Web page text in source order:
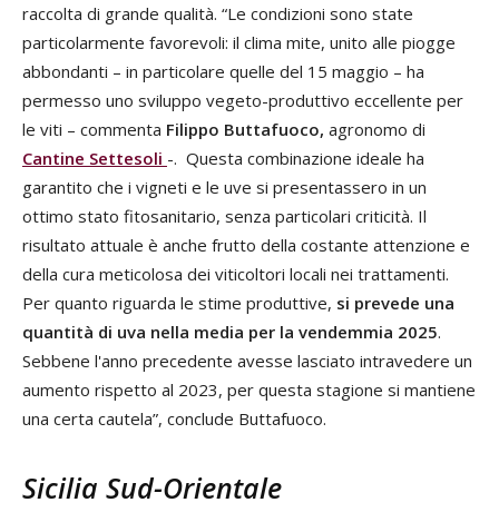
raccolta di grande qualità. “Le condizioni sono state
particolarmente favorevoli: il clima mite, unito alle piogge
abbondanti – in particolare quelle del 15 maggio – ha
permesso uno sviluppo vegeto-produttivo eccellente per
le viti – commenta Filippo Buttafuoco, agronomo di
Cantine Settesoli -. Questa combinazione ideale ha
garantito che i vigneti e le uve si presentassero in un
ottimo stato fitosanitario, senza particolari criticità. Il
risultato attuale è anche frutto della costante attenzione e
della cura meticolosa dei viticoltori locali nei trattamenti.
Per quanto riguarda le stime produttive, si prevede una
quantità di uva nella media per la vendemmia 2025.
Sebbene l'anno precedente avesse lasciato intravedere un
aumento rispetto al 2023, per questa stagione si mantiene
una certa cautela”, conclude Buttafuoco.
Sicilia Sud-Orientale